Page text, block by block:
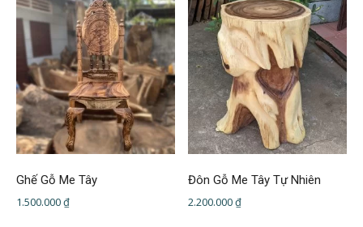
Ghế Gỗ Me Tây
1.500.000₫
Đôn Gỗ Me Tây Tự Nhiên
2.200.000₫